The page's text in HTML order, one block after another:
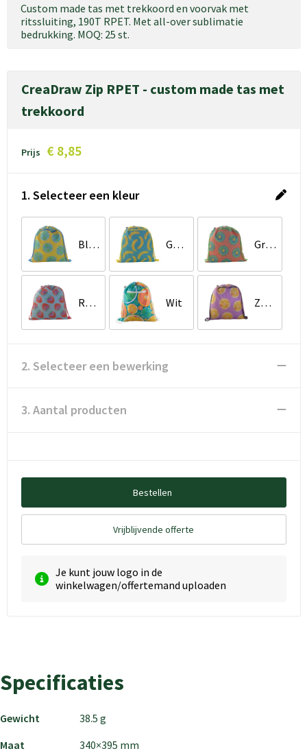
Custom made tas met trekkoord en voorvak met
ritssluiting, 190T RPET. Met all-over sublimatie
bedrukking. MOQ: 25 st.
CreaDraw Zip RPET - custom made tas met
trekkoord
Prijs € 8,85
1. Selecteer een kleur
Blauw / Wit Geel / Wit Groen / Wit
Rood / Wit Wit Zwart / Wit
2. Selecteer een bewerking
3. Aantal producten
Bestellen
Vrijblijvende offerte
Je kunt jouw logo in de
winkelwagen/offertemand uploaden
Specificaties
Gewicht
38.5 g
Maat
340×395 mm